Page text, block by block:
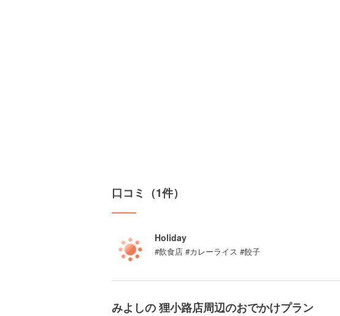
口コミ（1件）
Holiday
#飲食店 #カレーライス #餃子
みよしの 狸小路店周辺のおでかけプラン